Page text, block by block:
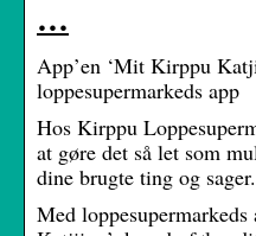
…
App’en ‘Mit Kirppu
loppesupermarkeds app
Hos Kirppu
at gøre det så let som
dine brugte ting og sager.
Med